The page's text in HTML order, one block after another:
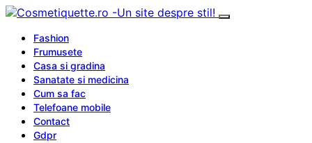
Fashion
Frumusete
Casa si gradina
Sanatate si medicina
Cum sa fac
Telefoane mobile
Contact
Gdpr